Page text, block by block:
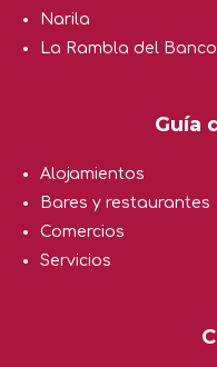
Narila
La Rambla del Banco
Guía
Alojamientos
Bares y restaurantes
Comercios
Servicios